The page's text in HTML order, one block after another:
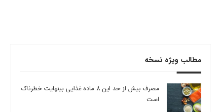
مطالب ویژه نسخه
مصرف بیش از حد این 8 ماده غذایی بینهایت خطرناک
است